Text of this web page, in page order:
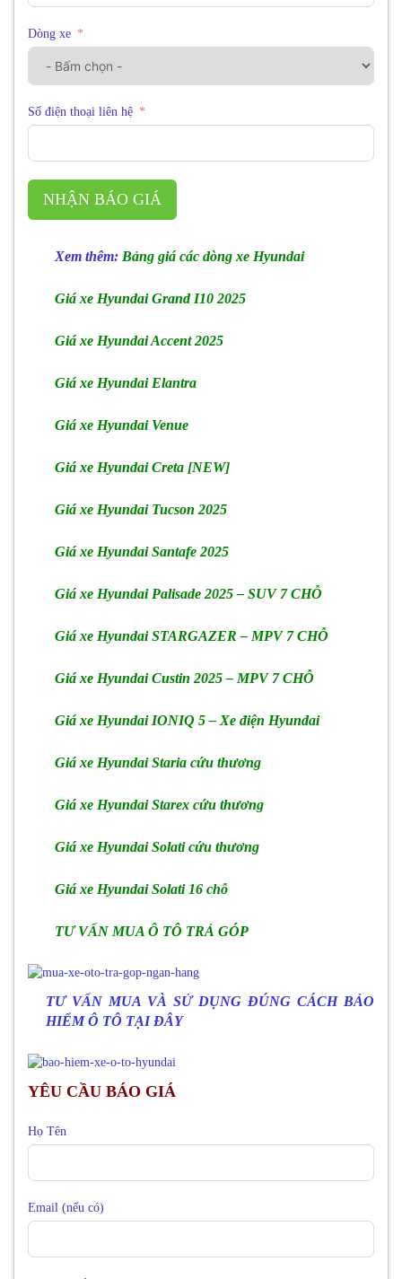
Dòng xe
Số điện thoại liên hệ
NHẬN BÁO GIÁ
Xem thêm: Bảng giá các dòng xe Hyundai
Giá xe Hyundai Grand I10 2025
Giá xe Hyundai Accent 2025
Giá xe Hyundai Elantra
Giá xe Hyundai Venue
Giá xe Hyundai Creta [NEW]
Giá xe Hyundai Tucson 2025
Giá xe Hyundai Santafe 2025
Giá xe Hyundai Palisade 2025 – SUV 7 CHỖ
Giá xe Hyundai STARGAZER – MPV 7 CHỖ
Giá xe Hyundai Custin 2025 – MPV 7 CHỖ
Giá xe Hyundai IONIQ 5 – Xe điện Hyundai
Giá xe Hyundai Staria cứu thương
Giá xe Hyundai Starex cứu thương
Giá xe Hyundai Solati cứu thương
Giá xe Hyundai Solati 16 chỗ
TƯ VẤN MUA Ô TÔ TRẢ GÓP
TƯ VẤN MUA VÀ SỬ DỤNG ĐÚNG CÁCH BẢO
HIỂM Ô TÔ TẠI ĐÂY
YÊU CẦU BÁO GIÁ
Họ Tên
Email (nếu có)